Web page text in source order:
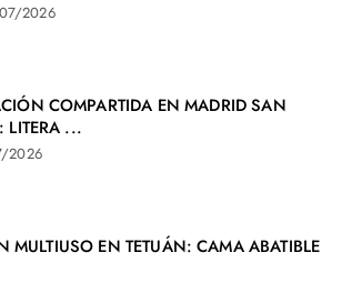
2026
COMPARTIDA EN MADRID SAN
LITERA ...
2026
MULTIUSO EN TETUÁN: CAMA ABATIBLE